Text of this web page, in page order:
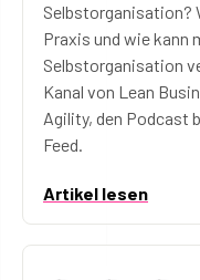
Selbstorganisation?
Praxis und wie kann
Selbstorganisation
Kanal von Lean
Agility, den Podcast
Feed.
Artikel lesen